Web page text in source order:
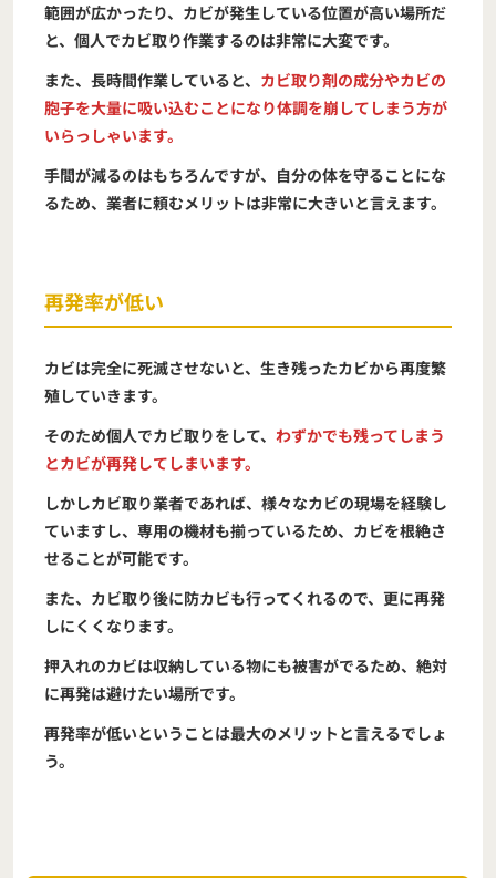
範囲が広かったり、カビが発生している位置が高い場所だ
と、個人でカビ取り作業するのは非常に大変です。
また、長時間作業していると、 カビ取り剤の成分やカビの
胞子を大量に吸い込むことになり体調を崩してしまう方が
いらっしゃいます。
手間が減るのはもちろんですが、自分の体を守ることにな
るため、業者に頼むメリットは非常に大きいと言えます。
再発率が低い
カビは完全に死滅させないと、生き残ったカビから再度繁
殖していきます。
そのため個人でカビ取りをして、 わずかでも残ってしまう
とカビが再発してしまいます。
しかしカビ取り業者であれば、様々なカビの現場を経験し
ていますし、専用の機材も揃っているため、カビを根絶さ
せることが可能です。
また、カビ取り後に防カビも行ってくれるので、更に再発
しにくくなります。
押入れのカビは収納している物にも被害がでるため、絶対
に再発は避けたい場所です。
再発率が低いということは最大のメリットと言えるでしょ
う。